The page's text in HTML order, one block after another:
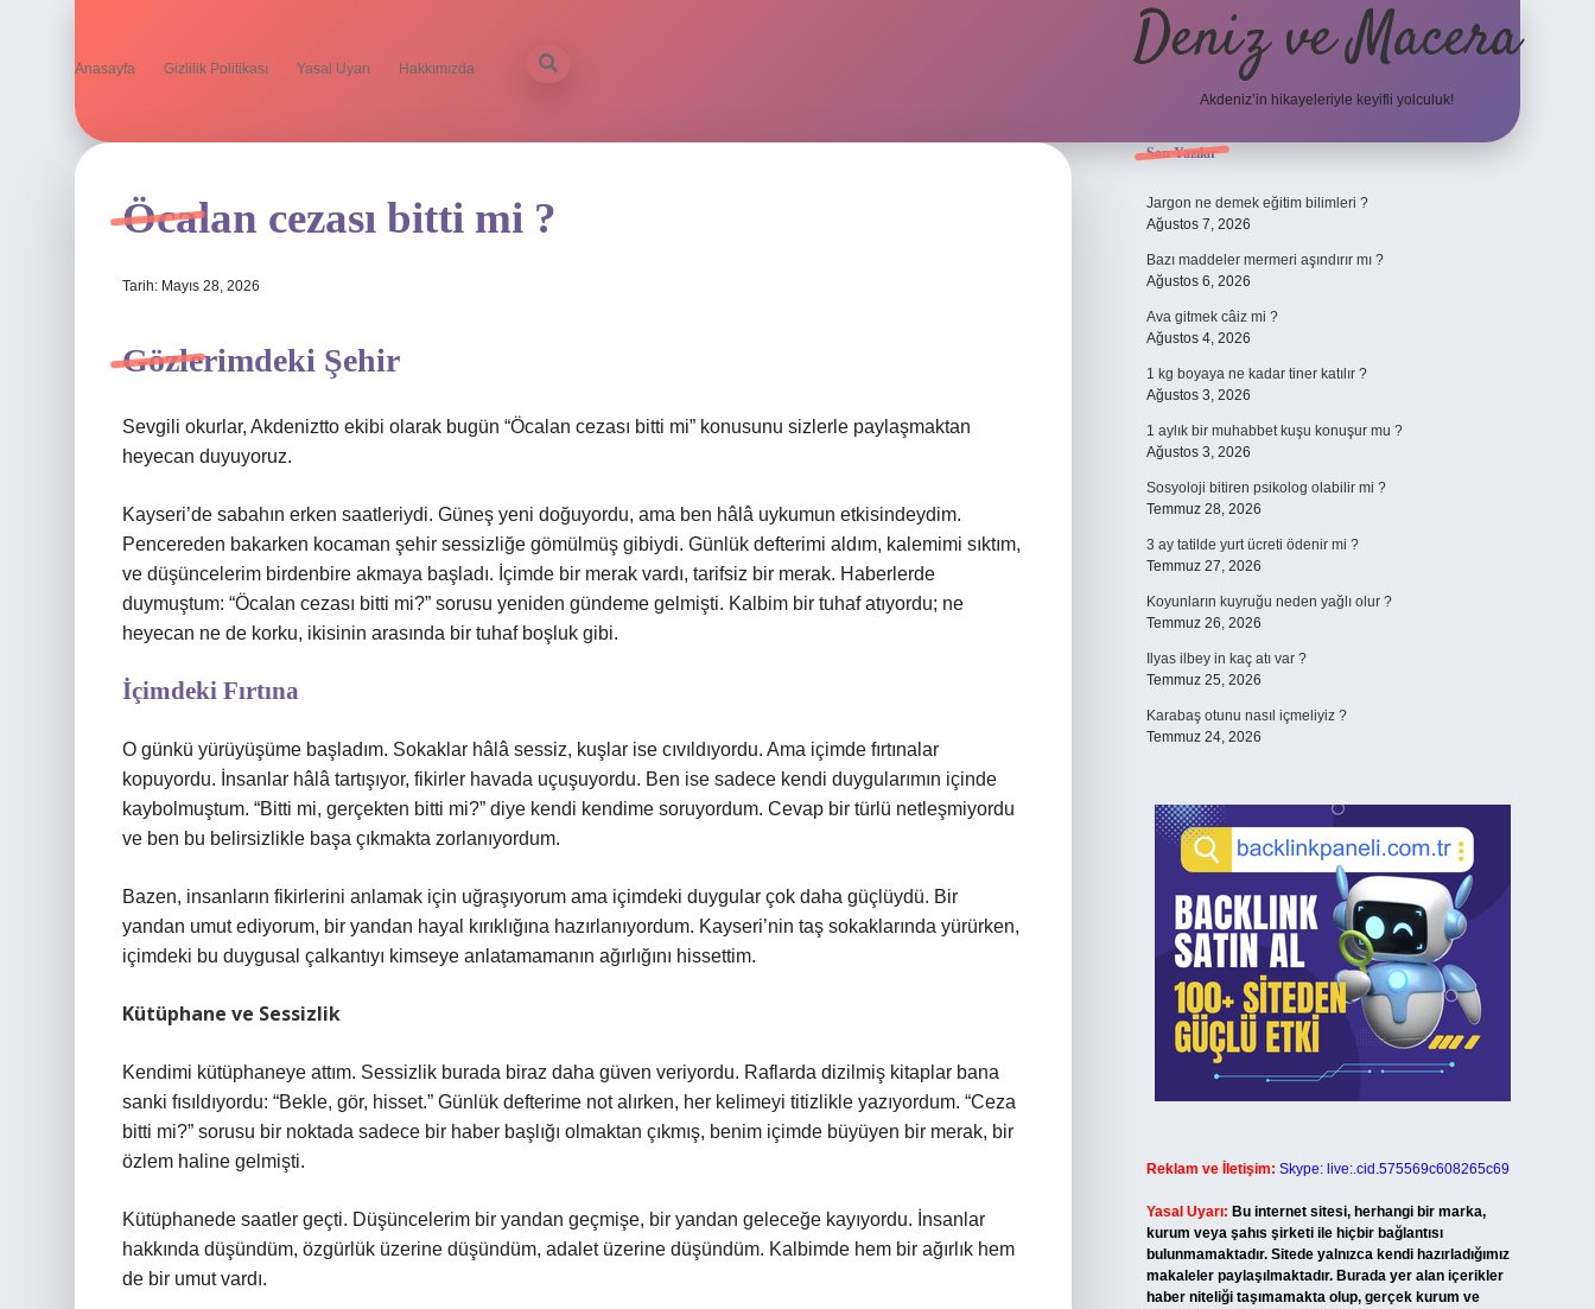
Anasayfa Gizlilik Politikası Yasal Uyarı Hakkımızda Deniz ve Macera
Akdeniz’in hikayeleriyle keyifli yolculuk!
Öcalan cezası bitti mi ?
Tarih: Mayıs 28, 2026
Gözlerimdeki Şehir
Sevgili okurlar, Akdeniztto ekibi olarak bugün “Öcalan cezası bitti mi” konusunu sizlerle paylaşmaktan
heyecan duyuyoruz.
Kayseri’de sabahın erken saatleriydi. Güneş yeni doğuyordu, ama ben hâlâ uykumun etkisindeydim.
Pencereden bakarken kocaman şehir sessizliğe gömülmüş gibiydi. Günlük defterimi aldım, kalemimi sıktım,
ve düşüncelerim birdenbire akmaya başladı. İçimde bir merak vardı, tarifsiz bir merak. Haberlerde
duymuştum: “Öcalan cezası bitti mi?” sorusu yeniden gündeme gelmişti. Kalbim bir tuhaf atıyordu; ne
heyecan ne de korku, ikisinin arasında bir tuhaf boşluk gibi.
İçimdeki Fırtına
O günkü yürüyüşüme başladım. Sokaklar hâlâ sessiz, kuşlar ise cıvıldıyordu. Ama içimde fırtınalar
kopuyordu. İnsanlar hâlâ tartışıyor, fikirler havada uçuşuyordu. Ben ise sadece kendi duygularımın içinde
kaybolmuştum. “Bitti mi, gerçekten bitti mi?” diye kendi kendime soruyordum. Cevap bir türlü netleşmiyordu
ve ben bu belirsizlikle başa çıkmakta zorlanıyordum.
Bazen, insanların fikirlerini anlamak için uğraşıyorum ama içimdeki duygular çok daha güçlüydü. Bir
yandan umut ediyorum, bir yandan hayal kırıklığına hazırlanıyordum. Kayseri’nin taş sokaklarında yürürken,
içimdeki bu duygusal çalkantıyı kimseye anlatamamanın ağırlığını hissettim.
Kütüphane ve Sessizlik
Kendimi kütüphaneye attım. Sessizlik burada biraz daha güven veriyordu. Raflarda dizilmiş kitaplar bana
sanki fısıldıyordu: “Bekle, gör, hisset.” Günlük defterime not alırken, her kelimeyi titizlikle yazıyordum. “Ceza
bitti mi?” sorusu bir noktada sadece bir haber başlığı olmaktan çıkmış, benim içimde büyüyen bir merak, bir
özlem haline gelmişti.
Kütüphanede saatler geçti. Düşüncelerim bir yandan geçmişe, bir yandan geleceğe kayıyordu. İnsanlar
hakkında düşündüm, özgürlük üzerine düşündüm, adalet üzerine düşündüm. Kalbimde hem bir ağırlık hem
de bir umut vardı.
Sidebar
Son Yazılar
Jargon ne demek eğitim bilimleri ?
Ağustos 7, 2026
Bazı maddeler mermeri aşındırır mı ?
Ağustos 6, 2026
Ava gitmek câiz mi ?
Ağustos 4, 2026
1 kg boyaya ne kadar tiner katılır ?
Ağustos 3, 2026
1 aylık bir muhabbet kuşu konuşur mu ?
Ağustos 3, 2026
Sosyoloji bitiren psikolog olabilir mi ?
Temmuz 28, 2026
3 ay tatilde yurt ücreti ödenir mi ?
Temmuz 27, 2026
Koyunların kuyruğu neden yağlı olur ?
Temmuz 26, 2026
Ilyas ilbey in kaç atı var ?
Temmuz 25, 2026
Karabaş otunu nasıl içmeliyiz ?
Temmuz 24, 2026
Reklam ve İletişim: Skype: live:.cid.575569c608265c69
Yasal Uyarı: Bu internet sitesi, herhangi bir marka,
kurum veya şahıs şirketi ile hiçbir bağlantısı
bulunmamaktadır. Sitede yalnızca kendi hazırladığımız
makaleler paylaşılmaktadır. Burada yer alan içerikler
haber niteliği taşımamakta olup, gerçek kurum ve